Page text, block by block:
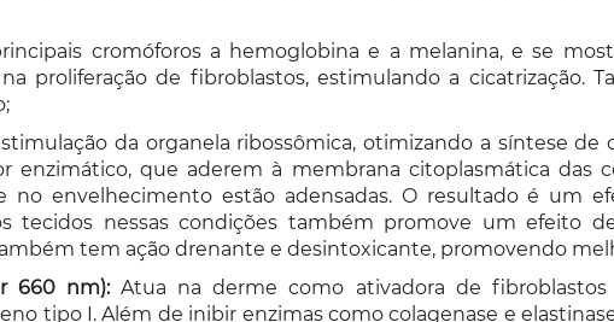
cromóforos a hemoglobina e a melanina, e se
proliferação de fibroblastos, estimulando a cicatrização.
da organela ribossômica, otimizando a síntese de
enzimático, que aderem à membrana citoplasmática das
no envelhecimento estão adensadas. O resultado é um
tecidos nessas condições também promove um efeito
tem ação drenante e desintoxicante, promovendo
660 nm):Atua na derme como ativadora de
tipo I. Além de inibir enzimas como colagenase e